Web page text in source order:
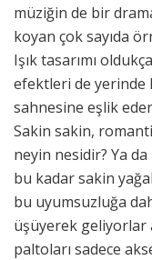
müziğin de bir
koyan çok sayıda
Işık tasarımı
efektleri de yerinde
sahnesine eşlik
Sakin sakin,
neyin nesidir? Ya
bu kadar sakin
bu uyumsuzluğa
üşüyerek geliyorlar
paltoları sadece